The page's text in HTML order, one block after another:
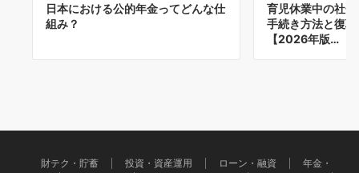
日本における公的年金ってどんな仕
組み？
育児休業中の社
手続き方法と復
【2026年版…
財テク・貯蓄 投資・資産運用 ローン・融資
年金・